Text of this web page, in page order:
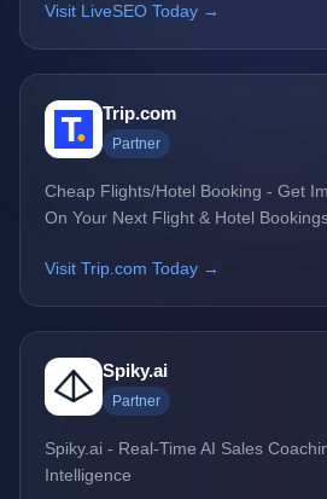
Visit LiveSEO Today →
Trip.com
Partner
Cheap Flights/Hotel Booking - Get
On Your Next Flight & Hotel
Visit Trip.com Today →
Spiky.ai
Partner
Spiky.ai - Real-Time AI Sales
Intelligence